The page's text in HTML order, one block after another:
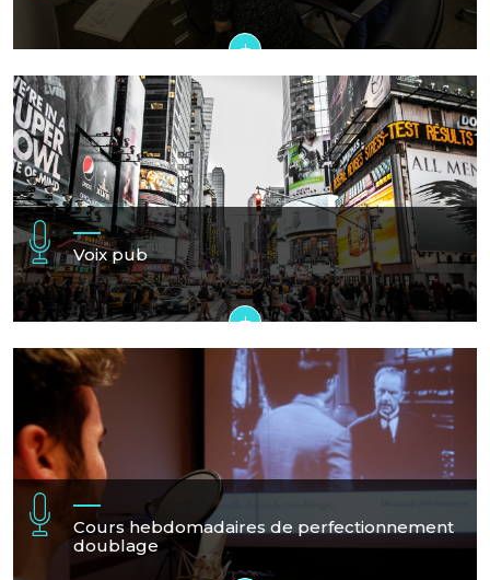
+
Voix pub
+
Cours hebdomadaires de perfectionnement
doublage